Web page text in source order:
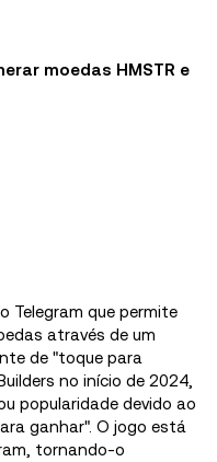
moedas HMSTR e
Telegram que permite
através de um
de "toque para
no início de 2024,
popularidade devido ao
ganhar". O jogo está
tornando-o